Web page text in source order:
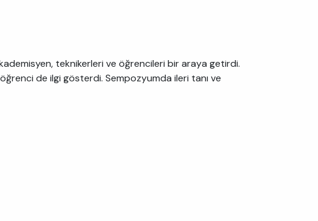
teknikerleri ve öğrencileri bir araya getirdi.
de ilgi gösterdi. Sempozyumda ileri tanı ve